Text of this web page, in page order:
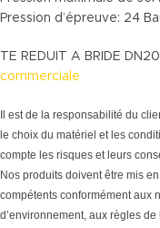
Pression d’épreuve: 24
TE REDUIT A BRIDE
commerciale
Il est de la responsabilité du
le choix du matériel et les
compte les risques et leurs
Nos produits doivent être mis
compétents conformément aux
d’environnement, aux règles